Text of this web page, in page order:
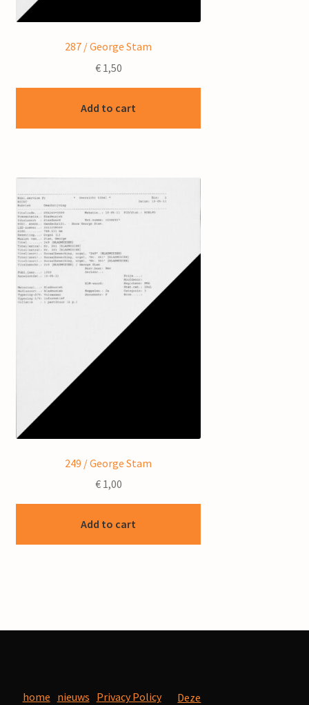
287 / George Stam
€1,50
Add to cart
249 / George Stam
€1,00
Add to cart
home nieuws Privacy Policy Deze